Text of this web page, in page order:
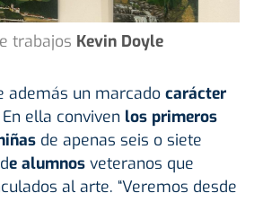
trabajos Kevin Doyle
además un marcado carácter
En ella conviven los primeros
de apenas seis o siete
e alumnos veteranos que
al arte. “Veremos desde